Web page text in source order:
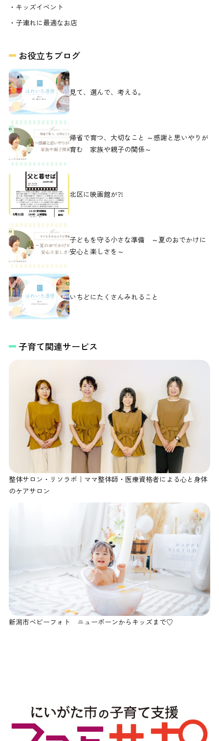
・キッズイベント
・子連れに最適なお店
お役立ちブログ
見て、選んで、考える。
帰省で育つ、大切なこと ～感謝と思いやりが
育む 家族や親子の関係～
北区に映画館が?!
子どもを守る小さな準備 ～夏のおでかけに
安心と楽しさを～
いちどにたくさんみれること
子育て関連サービス
整体サロン・リソラボ｜ママ整体師・医療資格者による心と身体
のケアサロン
新潟市ベビーフォト ニューボーンからキッズまで♡